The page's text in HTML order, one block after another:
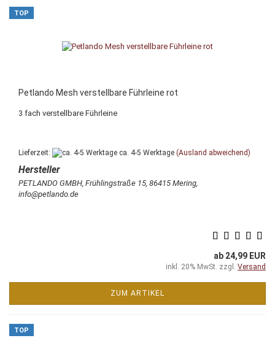
TOP
Petlando Mesh verstellbare Führleine rot
3 fach verstellbare Führleine
Lieferzeit: ca. 4-5 Werktage (Ausland abweichend)
PETLANDO GMBH, Frühlingstraße 15, 86415 Mering,
info@petlando.de
ab 24,99 EUR
inkl. 20% MwSt. zzgl. Versand
ZUM ARTIKEL
TOP